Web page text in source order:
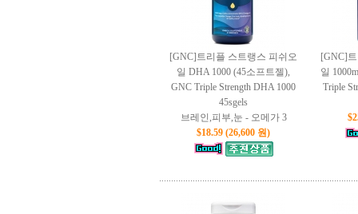
[GNC]트리플 스트랭스 피쉬오
일 DHA 1000 (45소프트젤),
GNC Triple Strength DHA 1000
45sgels
브레인,피부,눈 - 오메가 3
$18.59 (26,600 원)
[GNC]
일
Triple